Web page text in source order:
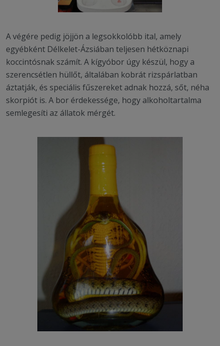
A végére pedig jöjjön a legsokkolóbb ital, amely
egyébként Délkelet-Ázsiában teljesen hétköznapi
koccintósnak számít. A kígyóbor úgy készül, hogy a
szerencsétlen hüllőt, általában kobrát rizspárlatban
áztatják, és speciális fűszereket adnak hozzá, sőt, néha
skorpiót is. A bor érdekessége, hogy alkoholtartalma
semlegesíti az állatok mérgét.